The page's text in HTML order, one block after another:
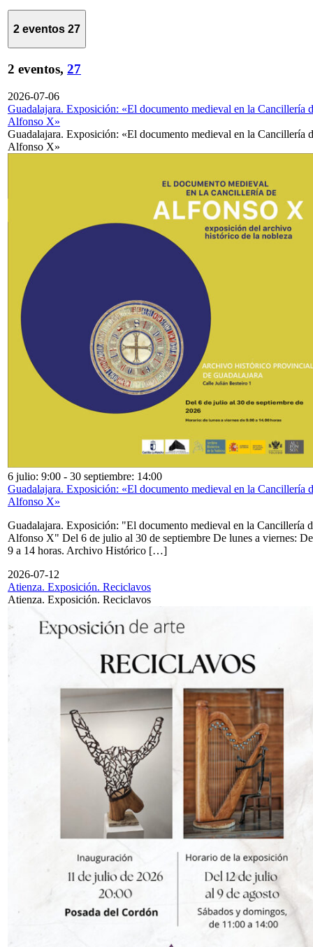
2 eventos 27
2 eventos, 27
2026-07-06
Guadalajara. Exposición: «El documento medieval en la Cancillería
Alfonso X»
Guadalajara. Exposición: «El documento medieval en la Cancillería
Alfonso X»
6 julio: 9:00 - 30 septiembre: 14:00
Guadalajara. Exposición: «El documento medieval en la Cancillería
Alfonso X»
Guadalajara. Exposición: "El documento medieval en la Cancillería
Alfonso X" Del 6 de julio al 30 de septiembre De lunes a viernes: De
9 a 14 horas. Archivo Histórico […]
2026-07-12
Atienza. Exposición. Reciclavos
Atienza. Exposición. Reciclavos